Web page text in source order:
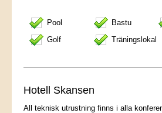
Pool Bastu
Golf
Träningslokal
Hotell Skansen
All teknisk utrustning finns i alla